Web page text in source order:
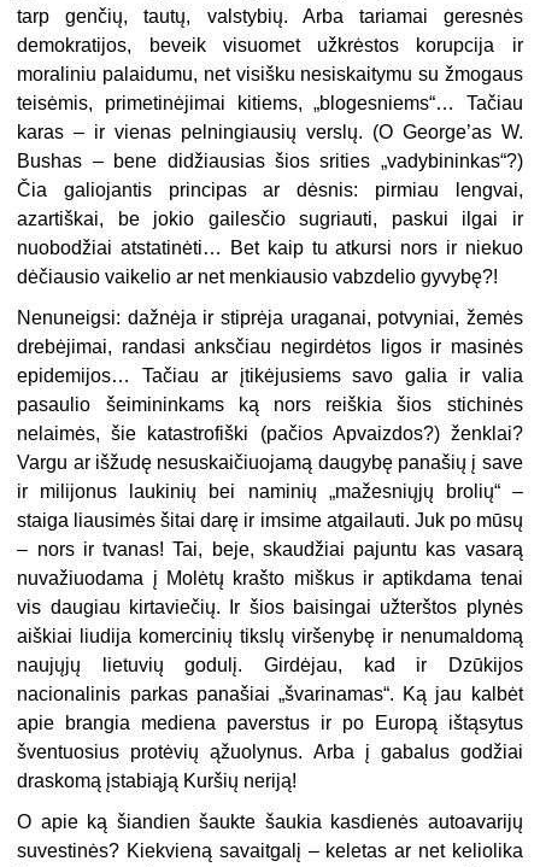
tarp genčių, tautų, valstybių. Arba tariamai geresnės
demokratijos, beveik visuomet užkrėstos korupcija ir
moraliniu palaidumu, net visišku nesiskaitymu su žmogaus
teisėmis, primetinėjimai kitiems, „blogesniems“… Tačiau
karas – ir vienas pelningiausių verslų. (O George’as W.
Bushas – bene didžiausias šios srities „vadybininkas“?)
Čia galiojantis principas ar dėsnis: pirmiau lengvai,
azartiškai, be jokio gailesčio sugriauti, paskui ilgai ir
nuobodžiai atstatinėti… Bet kaip tu atkursi nors ir niekuo
dėčiausio vaikelio ar net menkiausio vabzdelio gyvybę?!
Nenuneigsi: dažnėja ir stiprėja uraganai, potvyniai, žemės
drebėjimai, randasi anksčiau negirdėtos ligos ir masinės
epidemijos… Tačiau ar įtikėjusiems savo galia ir valia
pasaulio šeimininkams ką nors reiškia šios stichinės
nelaimės, šie katastrofiški (pačios Apvaizdos?) ženklai?
Vargu ar išžudę nesuskaičiuojamą daugybę panašių į save
ir milijonus laukinių bei naminių „mažesniųjų brolių“ –
staiga liausimės šitai darę ir imsime atgailauti. Juk po mūsų
– nors ir tvanas! Tai, beje, skaudžiai pajuntu kas vasarą
nuvažiuodama į Molėtų krašto miškus ir aptikdama tenai
vis daugiau kirtaviečių. Ir šios baisingai užterštos plynės
aiškiai liudija komercinių tikslų viršenybę ir nenumaldomą
naujųjų lietuvių godulį. Girdėjau, kad ir Dzūkijos
nacionalinis parkas panašiai „švarinamas“. Ką jau kalbėt
apie brangia mediena paverstus ir po Europą ištąsytus
šventuosius protėvių ąžuolynus. Arba į gabalus godžiai
draskomą įstabiąją Kuršių neriją!
O apie ką šiandien šaukte šaukia kasdienės autoavarijų
suvestinės? Kiekvieną savaitgalį – keletas ar net keliolika